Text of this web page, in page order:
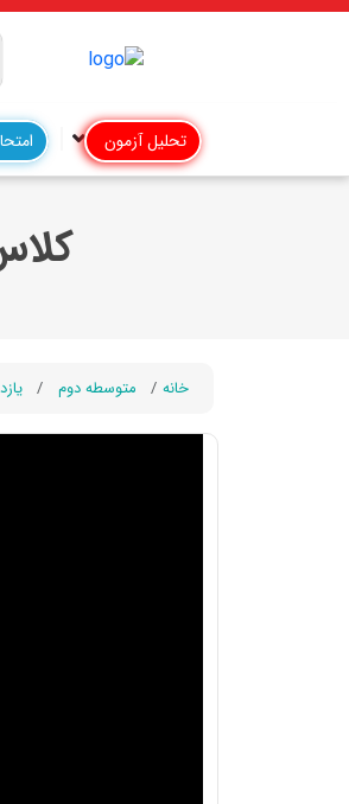
تحلیل آزمون
خانه متوسطه دوم